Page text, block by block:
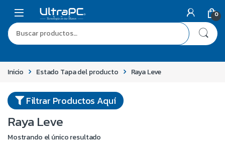
0
Inicio Estado Tapa del producto Raya Leve
Filtrar Productos Aquí
Raya Leve
Mostrando el único resultado